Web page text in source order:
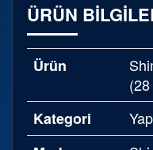
ÜRÜN
Ürün
Kategori